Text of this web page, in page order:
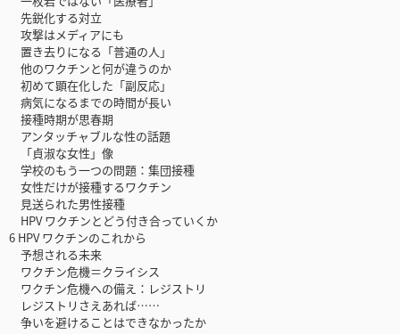
先鋭化する対立
攻撃はメディアにも
置き去りになる「普通の人」
他のワクチンと何が違うのか
初めて顕在化した「副反応」
病気になるまでの時間が長い
接種時期が思春期
アンタッチャブルな性の話題
「貞淑な女性」像
学校のもう一つの問題：集団接種
女性だけが接種するワクチン
見送られた男性接種
HPV ワクチンとどう付き合っていくか
6 HPV ワクチンのこれから
予想される未来
ワクチン危機＝クライシス
ワクチン危機への備え：レジストリ
レジストリさえあれば……
争いを避けることはできなかったか